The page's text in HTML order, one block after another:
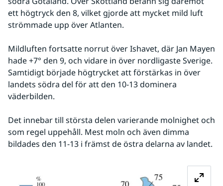
ett högtryck den 8, vilket gjorde att mycket mild luft
strömmade upp över Atlanten.
Mildluften fortsatte norrut över Ishavet, där Jan Mayen
hade +7° den 9, och vidare in över nordligaste Sverige.
Samtidigt började högtrycket att förstärkas in över
landets södra del för att den 10-13 dominera
väderbilden.
Det innebar till största delen varierande molnighet och
som regel uppehåll. Mest moln och även dimma
bildades den 11-13 i främst de östra delarna av landet.